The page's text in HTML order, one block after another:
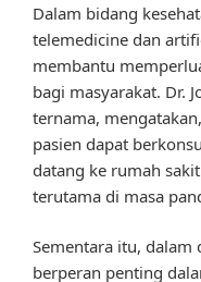
Dalam bidang
telemedicine dan
membantu
bagi masyarakat. Dr.
ternama,
pasien dapat
datang ke rumah
terutama di masa
Sementara itu,
berperan penting